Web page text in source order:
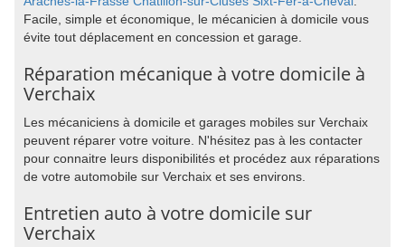
Facile, simple et économique, le mécanicien à domicile vous
évite tout déplacement en concession et garage.
Réparation mécanique à votre domicile à
Verchaix
Les mécaniciens à domicile et garages mobiles sur Verchaix
peuvent réparer votre voiture. N'hésitez pas à les contacter
pour connaitre leurs disponibilités et procédez aux réparations
de votre automobile sur Verchaix et ses environs.
Entretien auto à votre domicile sur
Verchaix